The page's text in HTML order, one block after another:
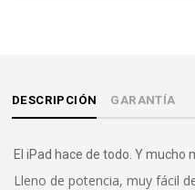
DESCRIPCIÓN GARANTÍA
El iPad hace de todo. Y mucho
Lleno de potencia, muy fácil